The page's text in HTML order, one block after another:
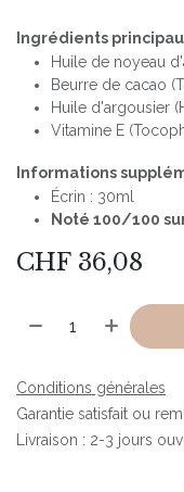
Ingrédients
Huile de noyeau
Beurre de cacao
Huile d'argousier
Vitamine E
Informations
Écrin : 30ml
Noté 100/100
CHF 36,08
Conditions générales
Garantie satisfait ou
Livraison : 2-3 jours